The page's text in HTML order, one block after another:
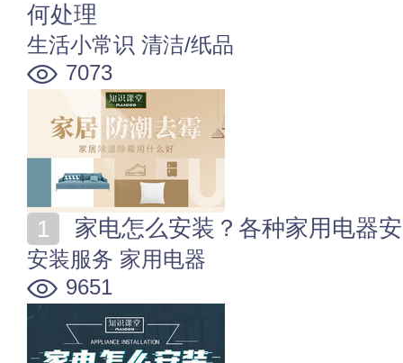
何处理
生活小常识 清洁/纸品
7073
家电怎么安装？各种家用电器
安装服务 家用电器
9651